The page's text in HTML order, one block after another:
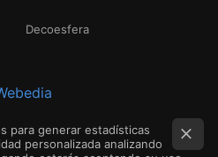
Decoesfera
para generar estadísticas
personalizada analizando